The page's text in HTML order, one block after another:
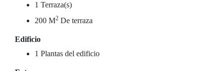
1 Terraza(s)
200 M2 De terraza
Edificio
1 Plantas del edificio